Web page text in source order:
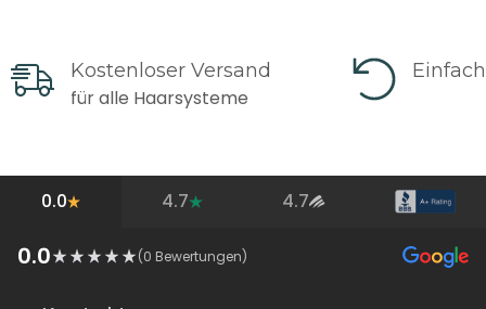
Kostenloser Versand
für alle Haarsysteme
0.0 4.7 4.7
0.0 (0 Bewertungen)